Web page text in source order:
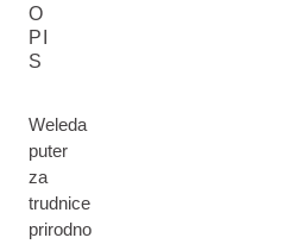
O
PI
S
Weleda
puter
za
trudnice
prirodno